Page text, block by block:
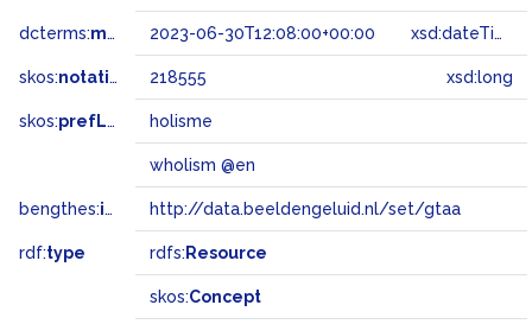
dcterms:modified 2023-06-30T12:08:00+00:00 xsd:dateTime
skos:notation 218555 xsd:long
skos:prefLabel holisme
wholism @en
bengthes:inSet http://data.beeldengeluid.nl/set/gtaa
rdf:type rdfs: Resource
skos:Concept